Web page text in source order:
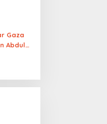
Gaza
Abdul